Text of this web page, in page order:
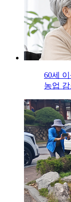
60세
농업